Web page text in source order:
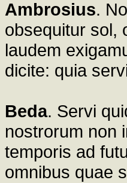
Ambrosius.
obsequitur sol,
laudem
dicite: quia
Beda. Servi
nostrorum non
temporis ad
omnibus quae